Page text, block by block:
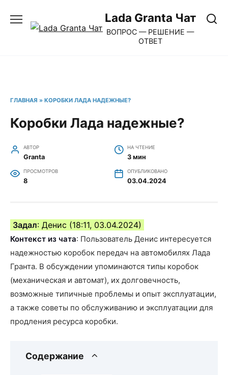
содержанию
Lada Granta Чат
ВОПРОС — РЕШЕНИЕ —
ОТВЕТ
ГЛАВНАЯ » КОРОБКИ ЛАДА НАДЕЖНЫЕ?
Коробки Лада надежные?
АВТОР
Granta
НА ЧТЕНИЕ
3 мин
ПРОСМОТРОВ
8
ОПУБЛИКОВАНО
03.04.2024
Задал: Денис (18:11, 03.04.2024)
Контекст из чата: Пользователь Денис интересуется
надежностью коробок передач на автомобилях Лада
Гранта. В обсуждении упоминаются типы коробок
(механическая и автомат), их долговечность,
возможные типичные проблемы и опыт эксплуатации,
а также советы по обслуживанию и эксплуатации для
продления ресурса коробки.
Содержание